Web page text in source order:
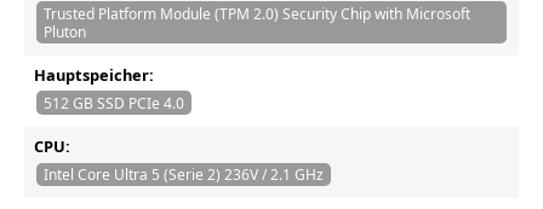
Trusted Platform Module (TPM 2.0) Security Chip with Microsoft
Pluton
Hauptspeicher:
512 GB SSD PCIe 4.0
CPU:
Intel Core Ultra 5 (Serie 2) 236V / 2.1 GHz